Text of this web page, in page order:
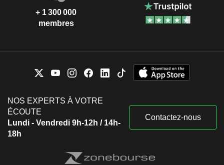
+ 1 300 000
membres
NOS EXPERTS À VOTRE
ÉCOUTE
Lundi - Vendredi 9h-12h / 14h-
18h
Contactez-nous